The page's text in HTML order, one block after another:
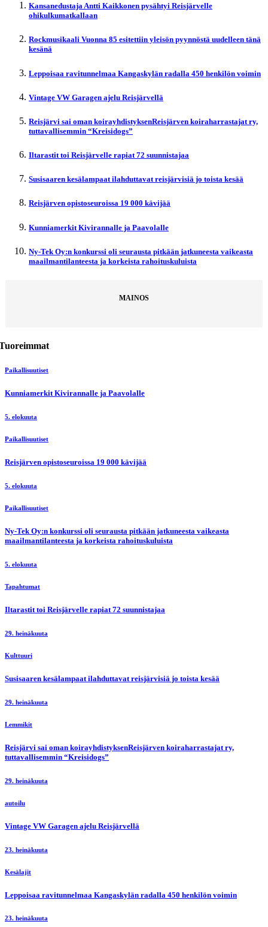
Kansanedustaja Antti Kaikkonen pysähtyi Reisjärvelle
ohikulkumatkallaan
Rockmusikaali Vuonna 85 esitettiin yleisön pyynnöstä uudelleen tänä
kesänä
Leppoisaa ravitunnelmaa Kangaskylän radalla 450 henkilön voimin
Vintage VW Garagen ajelu Reisjärvellä
Reisjärvi sai oman koirayhdistyksenReisjärven koiraharrastajat ry,
tuttavallisemmin “Kreisidogs”
Iltarastit toi Reisjärvelle rapiat 72 suunnistajaa
Susisaaren kesälampaat ilahduttavat reisjärvisiä jo toista kesää
Reisjärven opistoseuroissa 19 000 kävijää
Kunniamerkit Kivirannalle ja Paavolalle
Ny-Tek Oy:n konkurssi oli seurausta pitkään jatkuneesta vaikeasta
maailmantilanteesta ja korkeista rahoituskuluista
MAINOS
Paikallisuutiset
Kunniamerkit Kivirannalle ja Paavolalle
5. elokuuta
Paikallisuutiset
Reisjärven opistoseuroissa 19 000 kävijää
5. elokuuta
Paikallisuutiset
Ny-Tek Oy:n konkurssi oli seurausta pitkään jatkuneesta vaikeasta
maailmantilanteesta ja korkeista rahoituskuluista
5. elokuuta
Tapahtumat
Iltarastit toi Reisjärvelle rapiat 72 suunnistajaa
29. heinäkuuta
Kulttuuri
Susisaaren kesälampaat ilahduttavat reisjärvisiä jo toista kesää
29. heinäkuuta
Lemmikit
Reisjärvi sai oman koirayhdistyksenReisjärven koiraharrastajat ry,
tuttavallisemmin “Kreisidogs”
29. heinäkuuta
autoilu
Vintage VW Garagen ajelu Reisjärvellä
23. heinäkuuta
Kesälajit
Leppoisaa ravitunnelmaa Kangaskylän radalla 450 henkilön voimin
23. heinäkuuta